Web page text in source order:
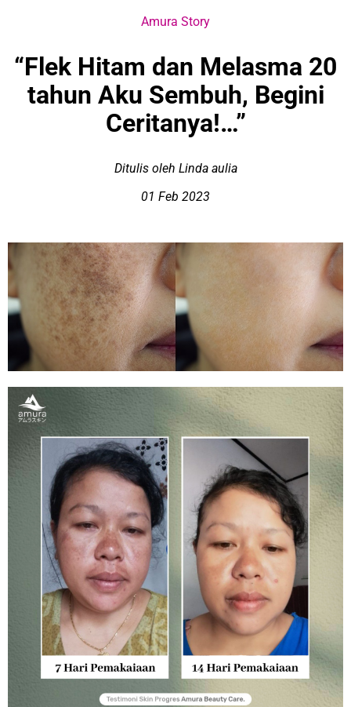
Amura Story
“Flek Hitam dan Melasma 20
tahun Aku Sembuh, Begini
Ceritanya!…”
Ditulis oleh Linda aulia
01 Feb 2023